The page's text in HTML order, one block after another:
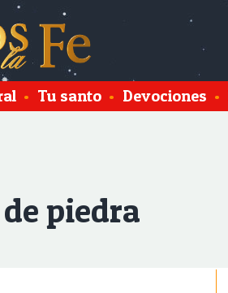
• Tu santo • Devociones •
piedra